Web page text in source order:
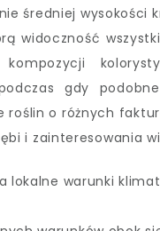
średniej wysokości
widoczność
gdy
roślin o różnych
i zainteresowania
lokalne warunki